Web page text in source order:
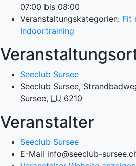
07:00 bis 08:00
Veranstaltungskategorien: Fit
Indoortraining
Seeclub Sursee
Seeclub Sursee,
Sursee, LU 6210
Veranstalter
Seeclub Sursee
E-Mail info@seeclub-